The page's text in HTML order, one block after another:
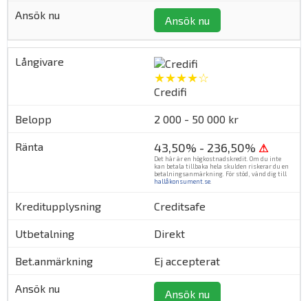
Ansök nu
★★★★☆
Credifi
2 000 - 50 000 kr
43,50% - 236,50% ⚠
Det här är en högkostnadskredit. Om du inte
kan betala tillbaka hela skulden riskerar du en
betalningsanmärkning. För stöd, vänd dig till
hallåkonsument.se
Creditsafe
Direkt
Ej accepterat
Ansök nu